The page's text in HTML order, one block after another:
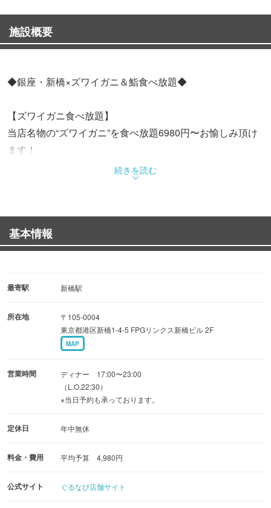
施設概要
◆銀座・新橋×ズワイガニ＆鮨食べ放題◆
【ズワイガニ食べ放題】
当店名物の“ズワイガニ”を食べ放題6980円〜お愉しみ頂け
ます！
蟹本来の旨味を味わえる本ズワイをいくらでもお召し上が
の料理が食べ放題！
【全100席の広々空間】
宴会に最適の半個室もご用意（〜最大14名様）
【食べ放題＆飲み放題プラン】
期間限定のNEWOPEN記念価格にてご提供！
・ズワイガニ食べ放題＜120分制＞6980円(税抜)
・本ズワイガニ食べ放題＜120分制＞8980円(税抜)
・タラバガニ＆毛ガニ食べ放題＜120分制＞14980円(税抜)
※飲み放題付きプランもご用意。予算に合わせてお選び下
続きを読む
基本情報
最寄駅 新橋駅
所在地
〒105-0004
東京都港区新橋1-4-5 FPGリンクス新橋ビル 2F
MAP
営業時間
ディナー 17:00〜23:00
（L.O.22:30）
※当日予約も承っております。
定休日 年中無休
料金・費用 平均予算 4,980円
公式サイト ぐるなび店舗サイト